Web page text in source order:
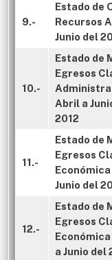
9.-
Estado de
Recursos
Junio del
10.-
Estado de
Egresos
Abril a
2012
11.-
Estado de
Egresos
Junio del
12.-
Estado de
Egresos
a Junio del